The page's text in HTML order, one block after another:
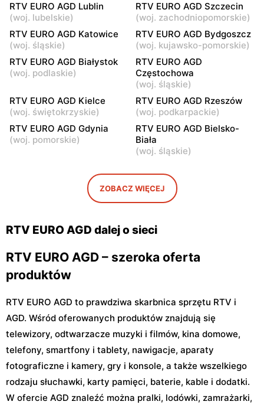
Janki, ul. pl. Szwedzki 3
Warszawa, ul.
Przyczółkowa 219
RTV EURO AGD
Pruszków, ul. Henryka
Sienkiewicza 19
RTV EURO AGD
Stara Iwiczna, ul. Nowa 4
Legionowo, ul. Jerzego
Siwińskiego 2
RTV EURO AGD
Otwock, ul. Warsztatowa
23
RTV EURO AGD RTV EURO AGD
Nowy Dwór Mazowiecki, ul.
Grodzisk Mazowiecki, ul.
RTV EURO AGD
Stojadła, ul. Warszawska 55
RTV EURO AGD Lublin
(woj. lubelskie)
RTV EURO AGD Szczecin
(woj. zachodniopomorskie)
RTV EURO AGD Katowice
(woj. śląskie)
RTV EURO AGD Bydgoszcz
(woj. kujawsko-pomorskie)
RTV EURO AGD Białystok
(woj. podlaskie)
RTV EURO AGD
Częstochowa
(woj. śląskie)
RTV EURO AGD Kielce
(woj. świętokrzyskie)
RTV EURO AGD Rzeszów
(woj. podkarpackie)
RTV EURO AGD Gdynia
(woj. pomorskie)
RTV EURO AGD Bielsko-
Biała
(woj. śląskie)
ZOBACZ WIĘCEJ
RTV EURO AGD dalej o sieci
RTV EURO AGD – szeroka oferta
produktów
RTV EURO AGD to prawdziwa skarbnica sprzętu RTV i
AGD. Wśród oferowanych produktów znajdują się
telewizory, odtwarzacze muzyki i filmów, kina domowe,
telefony, smartfony i tablety, nawigacje, aparaty
fotograficzne i kamery, gry i konsole, a także wszelkiego
rodzaju słuchawki, karty pamięci, baterie, kable i dodatki.
W ofercie AGD znaleźć można pralki, lodówki, zamrażarki,